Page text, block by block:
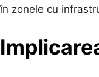
în zonele cu